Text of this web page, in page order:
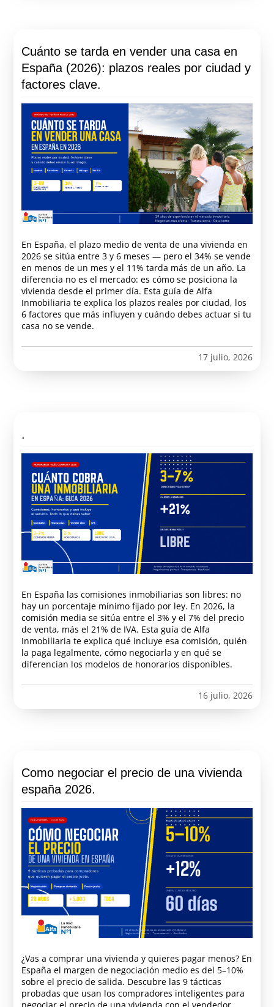
Cuánto se tarda en vender una casa en
España (2026): plazos reales por ciudad y
factores clave.
En España, el plazo medio de venta de una vivienda en
2026 se sitúa entre 3 y 6 meses — pero el 34% se vende
en menos de un mes y el 11% tarda más de un año. La
diferencia no es el mercado: es cómo se posiciona la
vivienda desde el primer día. Esta guía de Alfa
Inmobiliaria te explica los plazos reales por ciudad, los
6 factores que más influyen y cuándo debes actuar si tu
casa no se vende.
17 julio, 2026
.
En España las comisiones inmobiliarias son libres: no
hay un porcentaje mínimo fijado por ley. En 2026, la
comisión media se sitúa entre el 3% y el 7% del precio
de venta, más el 21% de IVA. Esta guía de Alfa
Inmobiliaria te explica qué incluye esa comisión, quién
la paga legalmente, cómo negociarla y en qué se
diferencian los modelos de honorarios disponibles.
16 julio, 2026
Como negociar el precio de una vivienda
españa 2026.
¿Vas a comprar una vivienda y quieres pagar menos? En
España el margen de negociación medio es del 5–10%
sobre el precio de salida. Descubre las 9 tácticas
probadas que usan los compradores inteligentes para